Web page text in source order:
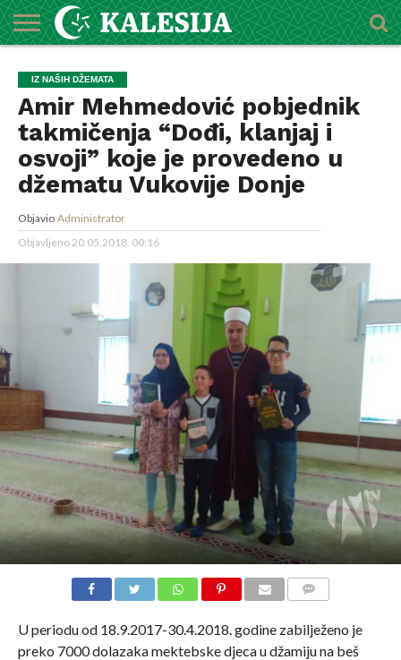
O
MEDŽLISU
DŽEMATI
IMAMI
MEKTEBSKI
CENTAR
VIJESTI
HUTBE
NAJAVE
KALENDAR
KONTAKT
IZ NAŠIH DŽEMATA
Amir Mehmedović pobjednik
takmičenja “Dođi, klanjaj i
osvoji” koje je provedeno u
džematu Vukovije Donje
Objavio Administrator
Objavljeno20.05.2018. 00:16
U periodu od 18.9.2017-30.4.2018. godine zabilježeno je
preko 7000 dolazaka mektebske djeca u džamiju na beš